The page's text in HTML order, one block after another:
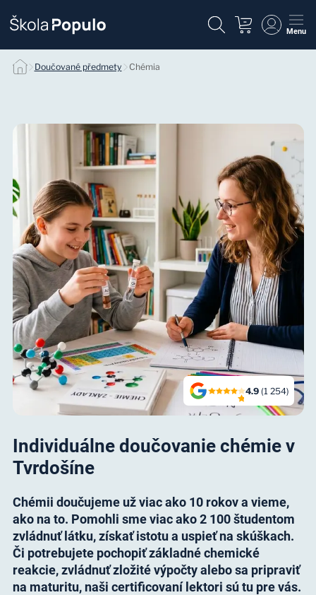
Menu
Doučované předmety
Chémia
4.9(1 254)
Individuálne doučovanie chémie v
Tvrdošíne
Chémii doučujeme už viac ako 10 rokov a vieme,
ako na to. Pomohli sme viac ako 2 100 študentom
zvládnuť látku, získať istotu a uspieť na skúškach.
Či potrebujete pochopiť základné chemické
reakcie, zvládnuť zložité výpočty alebo sa pripraviť
na maturitu, naši certificovaní lektori sú tu pre vás.